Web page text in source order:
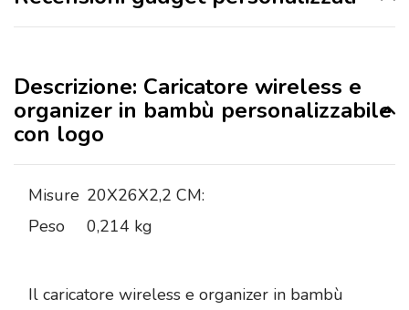
Descrizione: Caricatore wireless e
organizer in bambù personalizzabile
con logo
Misure 20X26X2,2 CM:
Peso
0,214 kg
Il caricatore wireless e organizer in bambù